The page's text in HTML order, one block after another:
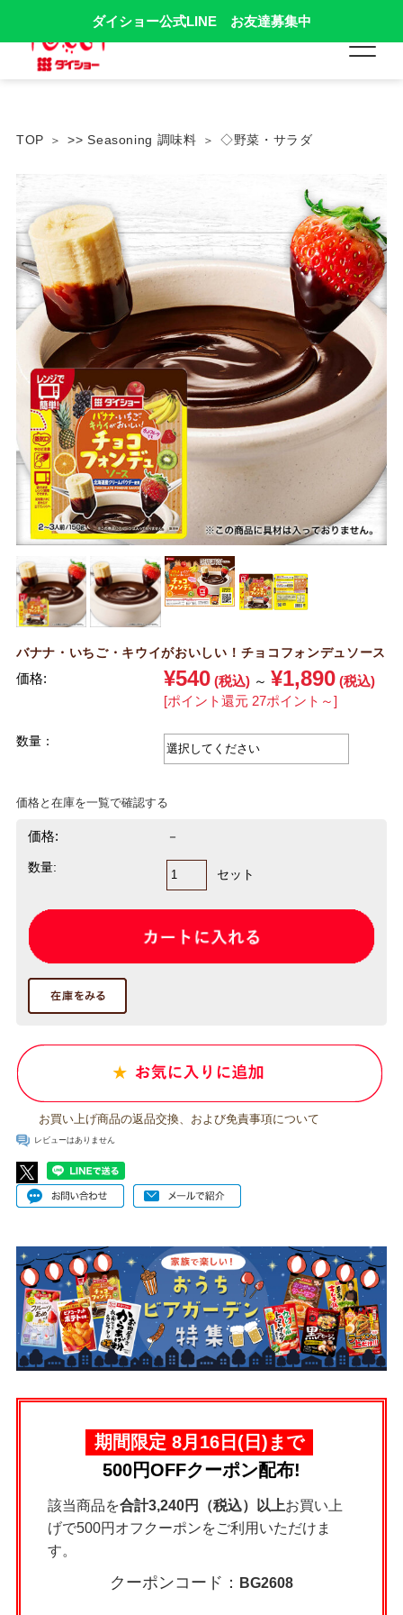
ダイショー公式LINE お友達募集中
TOP >> Seasoning 調味料 ◇野菜・サラダ
バナナ・いちご・キウイがおいしい！チョコフォンデュソース
価格: ¥540 (税込) ～ ¥1,890 (税込)
[ポイント還元 27ポイント～]
数量：
価格と在庫を一覧で確認する
価格: －
数量: セット
お買い上げ商品の返品交換、および免責事項について
レビューはありません
期間限定 8月16日(日)まで
500円OFFクーポン配布!
該当商品を合計3,240円（税込）以上お買い上
げで500円オフクーポンをご利用いただけま
す。
クーポンコード： BG2608